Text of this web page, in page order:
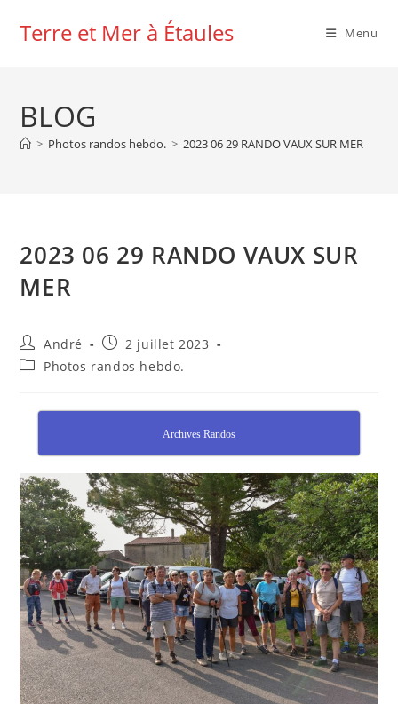
Terre et Mer à Étaules Menu
BLOG
> Photos randos hebdo. > 2023 06 29 RANDO VAUX SUR MER
2023 06 29 RANDO VAUX SUR
MER
Auteur/autrice
de
la
André
Publication
publiée :
2 juillet 2023
PostPhotos randos hebdo.
Archives Randos